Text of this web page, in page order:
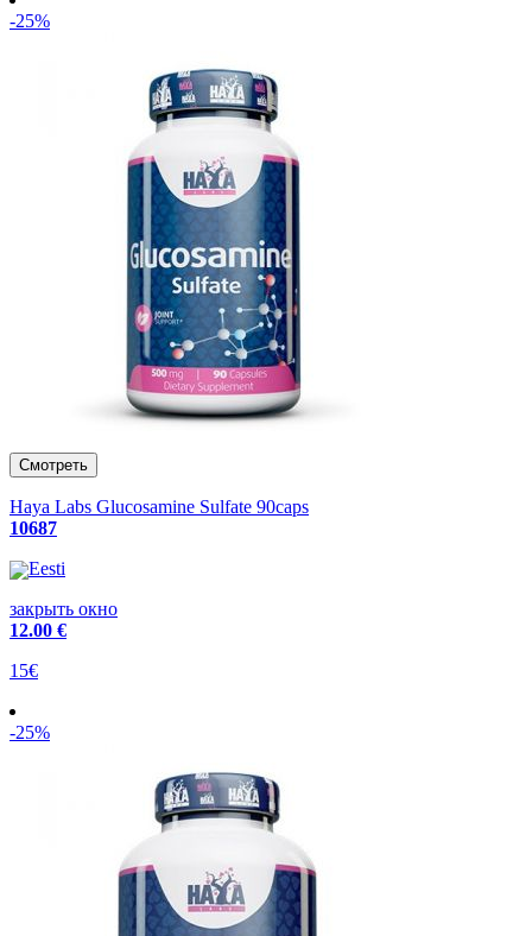
-25%
Haya Labs Glucosamine Sulfate 90caps
10687
Eesti
закрыть окно
12.00 €
15€
-25%